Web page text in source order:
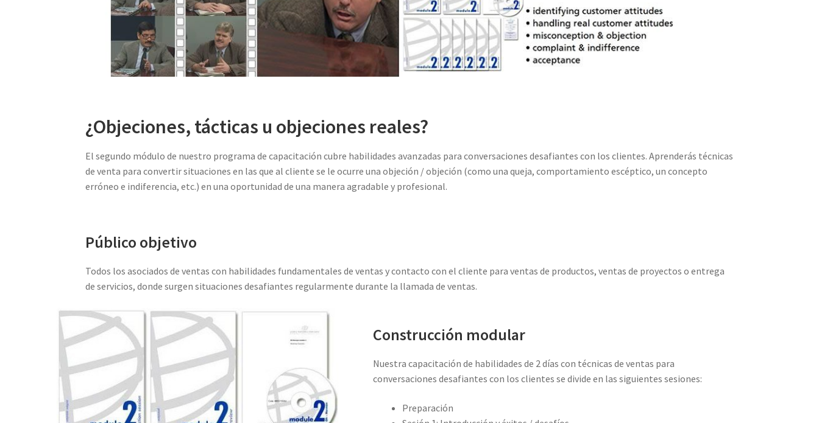
¿Objeciones, tácticas u objeciones reales?
El segundo módulo de nuestro programa de capacitación cubre habilidades avanzadas para conversaciones desafiantes con los clientes. Aprenderás técnicas
de venta para convertir situaciones en las que al cliente se le ocurre una objeción / objeción (como una queja, comportamiento escéptico, un concepto
erróneo e indiferencia, etc.) en una oportunidad de una manera agradable y profesional.
Público objetivo
Todos los asociados de ventas con habilidades fundamentales de ventas y contacto con el cliente para ventas de productos, ventas de proyectos o entrega
de servicios, donde surgen situaciones desafiantes regularmente durante la llamada de ventas.
Construcción modular
Nuestra capacitación de habilidades de 2 días con técnicas de ventas para
conversaciones desafiantes con los clientes se divide en las siguientes sesiones:
Preparación